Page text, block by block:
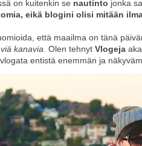
on kuitenkin se nautinto jonka
eikä blogini olisi mitään
että maailma on tänä
kanavia . Olen tehnyt Vlogeja
entistä enemmän ja